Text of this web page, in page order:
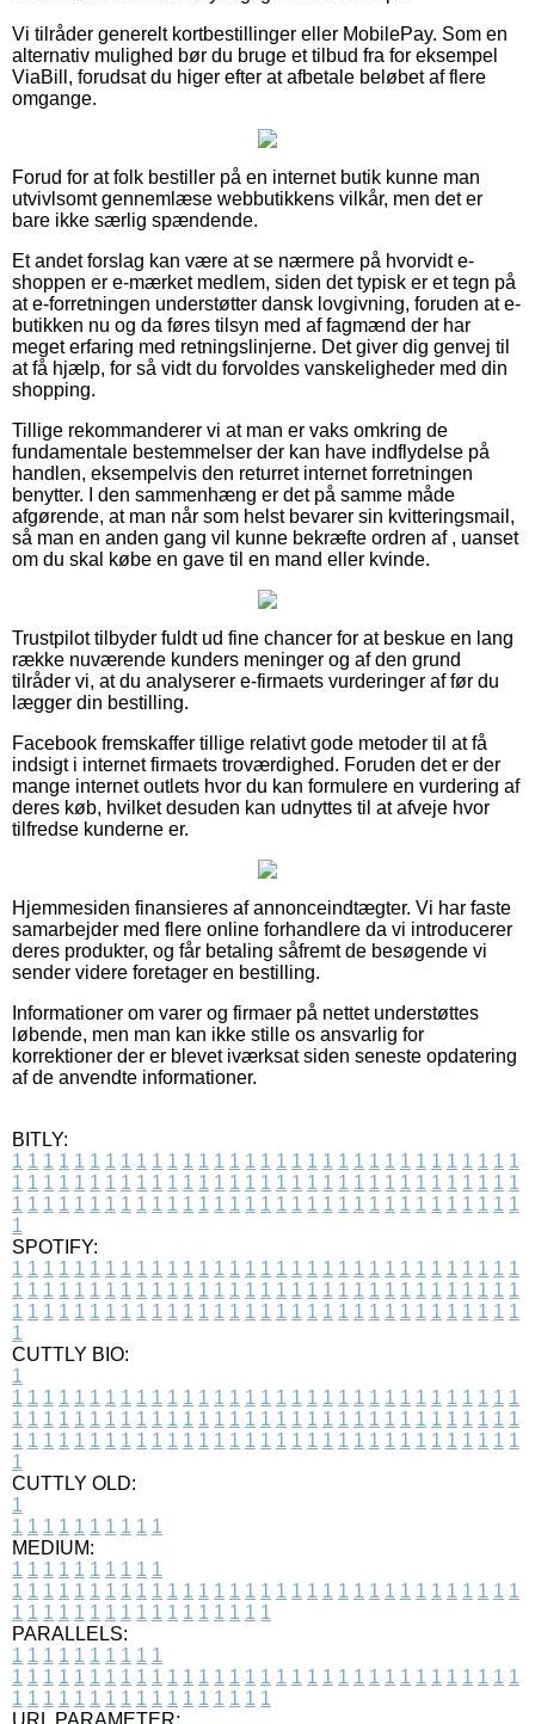
Vi tilråder generelt kortbestillinger eller MobilePay. Som en
alternativ mulighed bør du bruge et tilbud fra for eksempel
ViaBill, forudsat du higer efter at afbetale beløbet af flere
omgange.
Forud for at folk bestiller på en internet butik kunne man
utvivlsomt gennemlæse webbutikkens vilkår, men det er
bare ikke særlig spændende.
Et andet forslag kan være at se nærmere på hvorvidt e-
shoppen er e-mærket medlem, siden det typisk er et tegn på
at e-forretningen understøtter dansk lovgivning, foruden at e-
butikken nu og da føres tilsyn med af fagmænd der har
meget erfaring med retningslinjerne. Det giver dig genvej til
at få hjælp, for så vidt du forvoldes vanskeligheder med din
shopping.
Tillige rekommanderer vi at man er vaks omkring de
fundamentale bestemmelser der kan have indflydelse på
handlen, eksempelvis den returret internet forretningen
benytter. I den sammenhæng er det på samme måde
afgørende, at man når som helst bevarer sin kvitteringsmail,
så man en anden gang vil kunne bekræfte ordren af , uanset
om du skal købe en gave til en mand eller kvinde.
Trustpilot tilbyder fuldt ud fine chancer for at beskue en lang
række nuværende kunders meninger og af den grund
tilråder vi, at du analyserer e-firmaets vurderinger af før du
lægger din bestilling.
Facebook fremskaffer tillige relativt gode metoder til at få
indsigt i internet firmaets troværdighed. Foruden det er der
mange internet outlets hvor du kan formulere en vurdering af
deres køb, hvilket desuden kan udnyttes til at afveje hvor
tilfredse kunderne er.
Hjemmesiden finansieres af annonceindtægter. Vi har faste
samarbejder med flere online forhandlere da vi introducerer
deres produkter, og får betaling såfremt de besøgende vi
sender videre foretager en bestilling.
Informationer om varer og firmaer på nettet understøttes
løbende, men man kan ikke stille os ansvarlig for
korrektioner der er blevet iværksat siden seneste opdatering
af de anvendte informationer.
BITLY:
1 1 1 1 1 1 1 1 1 1 1 1 1 1 1 1 1 1 1 1 1 1 1 1 1 1 1 1 1 1 1 1 1
1 1 1 1 1 1 1 1 1 1 1 1 1 1 1 1 1 1 1 1 1 1 1 1 1 1 1 1 1 1 1 1 1
1 1 1 1 1 1 1 1 1 1 1 1 1 1 1 1 1 1 1 1 1 1 1 1 1 1 1 1 1 1 1 1 1
1
SPOTIFY:
1 1 1 1 1 1 1 1 1 1 1 1 1 1 1 1 1 1 1 1 1 1 1 1 1 1 1 1 1 1 1 1 1
1 1 1 1 1 1 1 1 1 1 1 1 1 1 1 1 1 1 1 1 1 1 1 1 1 1 1 1 1 1 1 1 1
1 1 1 1 1 1 1 1 1 1 1 1 1 1 1 1 1 1 1 1 1 1 1 1 1 1 1 1 1 1 1 1 1
1
CUTTLY BIO:
1
1 1 1 1 1 1 1 1 1 1 1 1 1 1 1 1 1 1 1 1 1 1 1 1 1 1 1 1 1 1 1 1 1
1 1 1 1 1 1 1 1 1 1 1 1 1 1 1 1 1 1 1 1 1 1 1 1 1 1 1 1 1 1 1 1 1
1 1 1 1 1 1 1 1 1 1 1 1 1 1 1 1 1 1 1 1 1 1 1 1 1 1 1 1 1 1 1 1 1
1
CUTTLY OLD:
1
1 1 1 1 1 1 1 1 1 1
MEDIUM:
1 1 1 1 1 1 1 1 1 1
1 1 1 1 1 1 1 1 1 1 1 1 1 1 1 1 1 1 1 1 1 1 1 1 1 1 1 1 1 1 1 1 1
1 1 1 1 1 1 1 1 1 1 1 1 1 1 1 1 1
PARALLELS:
1 1 1 1 1 1 1 1 1 1
1 1 1 1 1 1 1 1 1 1 1 1 1 1 1 1 1 1 1 1 1 1 1 1 1 1 1 1 1 1 1 1 1
1 1 1 1 1 1 1 1 1 1 1 1 1 1 1 1 1